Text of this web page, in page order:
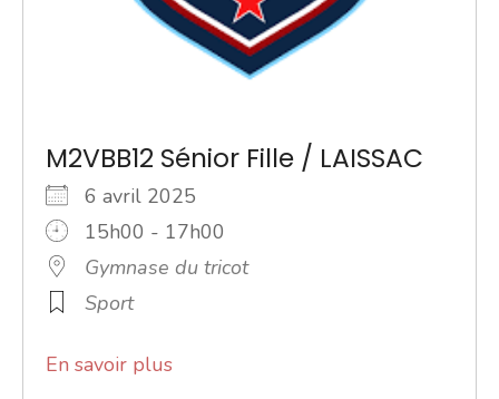
M2VBB12 Sénior Fille / LAISSAC
6 avril 2025
15h00 - 17h00
Gymnase du tricot
Sport
En savoir plus